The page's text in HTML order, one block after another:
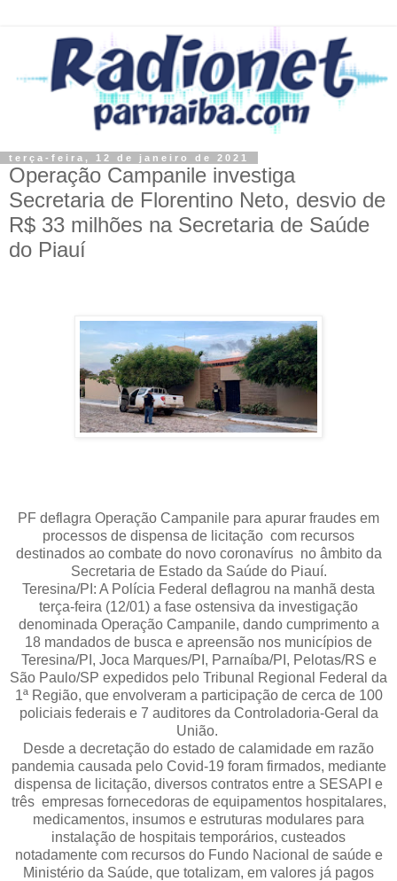
terça-feira, 12 de janeiro de 2021
Operação Campanile investiga
Secretaria de Florentino Neto, desvio de
R$ 33 milhões na Secretaria de Saúde
do Piauí
PF deflagra Operação Campanile para apurar fraudes em
processos de dispensa de licitação com recursos
destinados ao combate do novo coronavírus no âmbito da
Secretaria de Estado da Saúde do Piauí.
Teresina/PI: A Polícia Federal deflagrou na manhã desta
terça-feira (12/01) a fase ostensiva da investigação
denominada Operação Campanile, dando cumprimento a
18 mandados de busca e apreensão nos municípios de
Teresina/PI, Joca Marques/PI, Parnaíba/PI, Pelotas/RS e
São Paulo/SP expedidos pelo Tribunal Regional Federal da
1ª Região, que envolveram a participação de cerca de 100
policiais federais e 7 auditores da Controladoria-Geral da
União.
Desde a decretação do estado de calamidade em razão
pandemia causada pelo Covid-19 foram firmados, mediante
dispensa de licitação, diversos contratos entre a SESAPI e
três empresas fornecedoras de equipamentos hospitalares,
medicamentos, insumos e estruturas modulares para
instalação de hospitais temporários, custeados
notadamente com recursos do Fundo Nacional de saúde e
Ministério da Saúde, que totalizam, em valores já pagos